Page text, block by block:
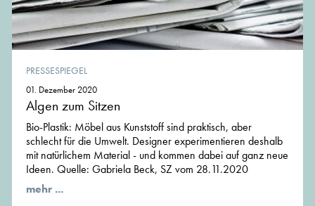
PRESSESPIEGEL
01. Dezember 2020
Algen zum Sitzen
Bio-Plastik: Möbel aus Kunststoff sind praktisch, aber
schlecht für die Umwelt. Designer experimentieren deshalb
mit natürlichem Material - und kommen dabei auf ganz neue
Ideen. Quelle: Gabriela Beck, SZ vom 28.11.2020
mehr ...